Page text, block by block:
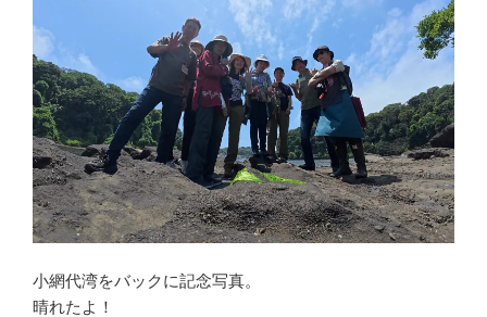
小網代湾をバックに記念写真。
晴れたよ！